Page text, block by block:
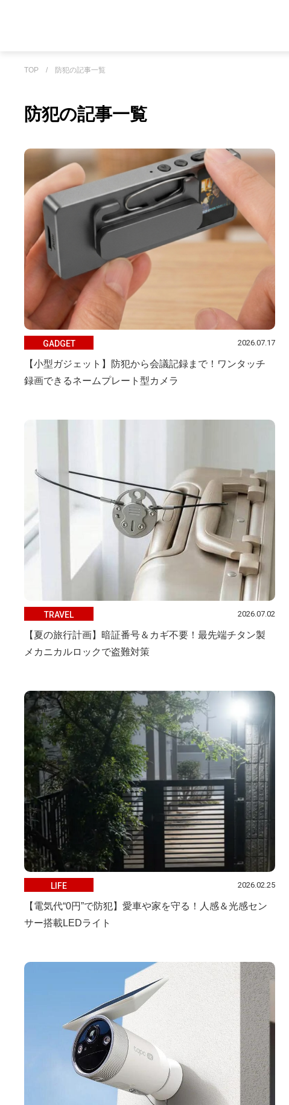
TOP / 防犯の記事一覧
防犯の記事一覧
GADGET 2026.07.17
【小型ガジェット】防犯から会議記録まで！ワンタッチ
録画できるネームプレート型カメラ
TRAVEL 2026.07.02
【夏の旅行計画】暗証番号＆カギ不要！最先端チタン製
メカニカルロックで盗難対策
LIFE 2026.02.25
【電気代“0円”で防犯】愛車や家を守る！人感＆光感セン
サー搭載LEDライト